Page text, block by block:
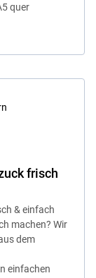
quer
frisch
& einfach
machen? Wir
dem
einfachen